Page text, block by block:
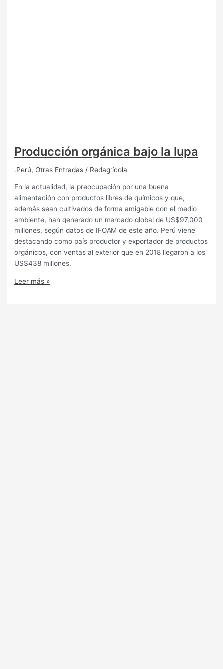
Producción orgánica bajo la lupa
.Perú, Otras Entradas / Redagrícola
En la actualidad, la preocupación por una buena
alimentación con productos libres de químicos y que,
además sean cultivados de forma amigable con el medio
ambiente, han generado un mercado global de US$97,000
millones, según datos de IFOAM de este año. Perú viene
destacando como país productor y exportador de productos
orgánicos, con ventas al exterior que en 2018 llegaron a los
US$438 millones.
Leer más »